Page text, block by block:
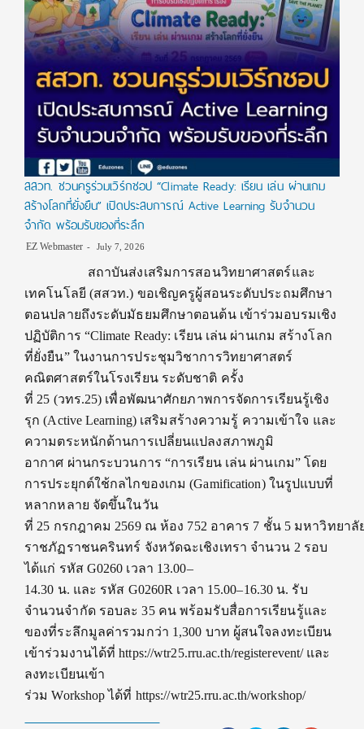
สสวท. ชวนครูร่วมเวิร์กชอป “Climate Ready: เรียน เล่น ผ่านเกม
สร้างโลกที่ยั่งยืน” เปิดประสบการณ์ Active Learning รับจำนวน
จำกัด พร้อมรับของที่ระลึก
EZ Webmaster July 7, 2026
สถาบันส่งเสริมการสอนวิทยาศาสตร์และ
เทคโนโลยี (สสวท.) ขอเชิญครูผู้สอนระดับประถมศึกษา
ตอนปลายถึงระดับมัธยมศึกษาตอนต้น เข้าร่วมอบรมเชิง
ปฏิบัติการ “Climate Ready: เรียน เล่น ผ่านเกม สร้างโลก
ที่ยั่งยืน” ในงานการประชุมวิชาการวิทยาศาสตร์
คณิตศาสตร์ในโรงเรียน ระดับชาติ ครั้ง
ที่ 25 (วทร.25) เพื่อพัฒนาศักยภาพการจัดการเรียนรู้เชิง
รุก (Active Learning) เสริมสร้างความรู้ ความเข้าใจ และ
ความตระหนักด้านการเปลี่ยนแปลงสภาพภูมิ
อากาศ ผ่านกระบวนการ “การเรียน เล่น ผ่านเกม” โดย
การประยุกต์ใช้กลไกของเกม (Gamification) ในรูปแบบที่
หลากหลาย จัดขึ้นในวัน
ที่ 25 กรกฎาคม 2569 ณ ห้อง 752 อาคาร 7 ชั้น 5 มหาวิทยาลั
ราชภัฏราชนครินทร์ จังหวัดฉะเชิงเทรา จำนวน 2 รอบ
ได้แก่ รหัส G0260 เวลา 13.00–
14.30 น. และ รหัส G0260R เวลา 15.00–16.30 น. รับ
จำนวนจำกัด รอบละ 35 คน พร้อมรับสื่อการเรียนรู้และ
ของที่ระลึกมูลค่ารวมกว่า 1,300 บาท ผู้สนใจลงทะเบียน
เข้าร่วมงานได้ที่ https://wtr25.rru.ac.th/registerevent/ และ
ลงทะเบียนเข้า
ร่วม Workshop ได้ที่ https://wtr25.rru.ac.th/workshop/